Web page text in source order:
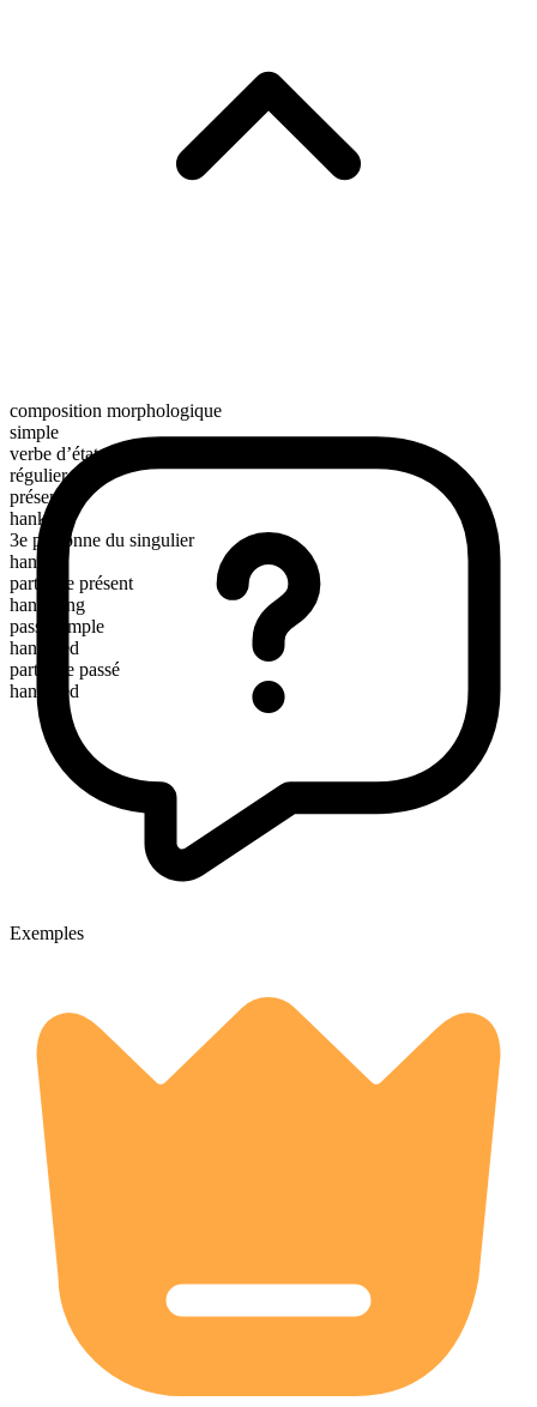
composition morphologique
simple
verbe d’état
régulier
présent
hanker
3e personne du singulier
hankers
participe présent
hankering
passé simple
hankered
participe passé
hankered
Exemples